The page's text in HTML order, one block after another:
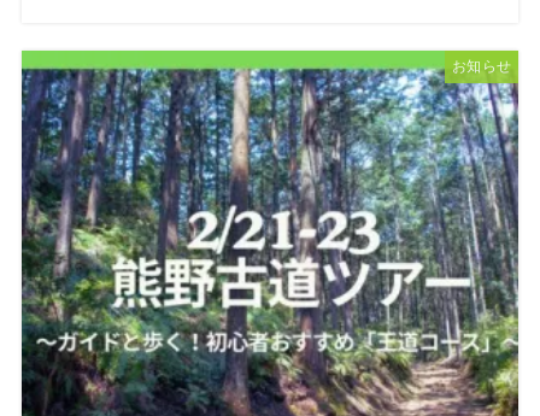
お知らせ